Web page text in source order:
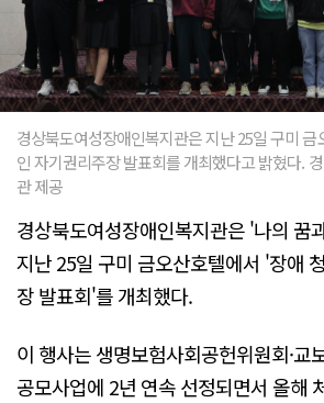
경상북도여성장애인복지관은 지난 25일 구미
인 자기권리주장 발표회를 개최했다고 밝혔다.
관 제공
경상북도여성장애인복지관은 '나의 꿈
지난 25일 구미 금오산호텔에서 '장애
장 발표회'를 개최했다.
이 행사는 생명보험사회공헌위원회·교
공모사업에 2년 연속 선정되면서 올해